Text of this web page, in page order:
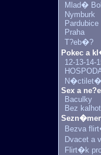
Mlad�
Nymburk
Pardubice
Praha
T?eb�?
Pokec a
12-13-14-
N�ctilet�
Sex a
Baculky
Bez
Bezva
Dvacet a
Flirt�k